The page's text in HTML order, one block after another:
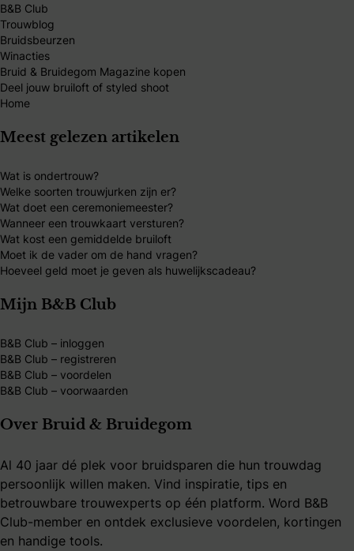
B&B Club
Trouwblog
Bruidsbeurzen
Winacties
Bruid & Bruidegom Magazine kopen
Deel jouw bruiloft of styled shoot
Home
Meest gelezen artikelen
Wat is ondertrouw?
Welke soorten trouwjurken zijn er?
Wat doet een ceremoniemeester?
Wanneer een trouwkaart versturen?
Wat kost een gemiddelde bruiloft
Moet ik de vader om de hand vragen?
Hoeveel geld moet je geven als huwelijkscadeau?
Mijn B&B Club
B&B Club – inloggen
B&B Club – registreren
B&B Club – voordelen
B&B Club – voorwaarden
Over Bruid & Bruidegom
Al 40 jaar dé plek voor bruidsparen die hun trouwdag
persoonlijk willen maken. Vind inspiratie, tips en
betrouwbare trouwexperts op één platform. Word B&B
Club-member en ontdek exclusieve voordelen, kortingen
en handige tools.